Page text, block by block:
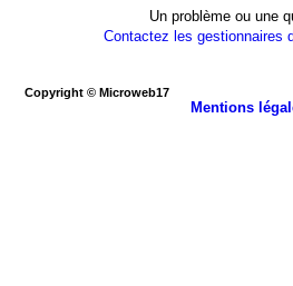
Un problème ou une
Contactez les gestionnaires
Copyright © Microweb17
Mentions